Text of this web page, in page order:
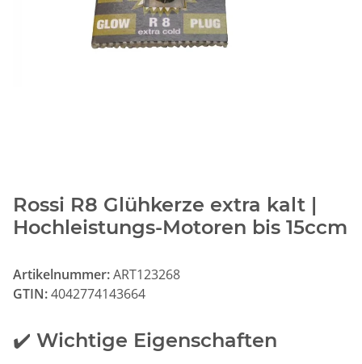
Rossi R8 Glühkerze extra kalt |
Hochleistungs-Motoren bis 15ccm
Artikelnummer:ART123268
GTIN:4042774143664
✔️ Wichtige Eigenschaften